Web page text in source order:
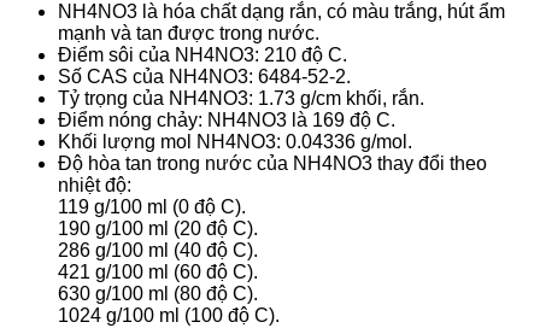
NH4NO3 là hóa chất dạng rắn, có màu trắng, hút ẩm
mạnh và tan được trong nước.
Điểm sôi của NH4NO3: 210 độ C.
Số CAS của NH4NO3: 6484-52-2.
Tỷ trọng của NH4NO3: 1.73 g/cm khối, rắn.
Điểm nóng chảy: NH4NO3 là 169 độ C.
Khối lượng mol NH4NO3: 0.04336 g/mol.
Độ hòa tan trong nước của NH4NO3 thay đổi theo
nhiệt độ:
119 g/100 ml (0 độ C).
190 g/100 ml (20 độ C).
286 g/100 ml (40 độ C).
421 g/100 ml (60 độ C).
630 g/100 ml (80 độ C).
1024 g/100 ml (100 độ C).